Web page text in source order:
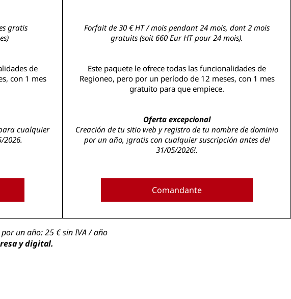
gratis
de
con 1 mes
cualquier
2026.
Forfait de 30 € HT / mois pendant 24 mois, dont 2 mois
gratuits (soit 660 Eur HT pour 24 mois).
Este paquete le ofrece todas las funcionalidades de
Regioneo, pero por un período de 12 meses, con 1 mes
gratuito para que empiece.
Oferta excepcional
Creación de tu sitio web y registro de tu nombre de dominio
por un año, ¡gratis con cualquier suscripción antes del
31/05/2026!.
Comandante
un año: 25 € sin IVA / año
y digital.